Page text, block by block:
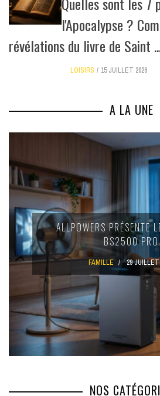
l'Apocalypse ?
révélations du livre de Saint
LOISIRS 15 JUILLET 2026
A LA UNE
ALLPOWERS PRÉSENTE
BS2500 PRO
FAMILLE 29 JUILLET
NOS